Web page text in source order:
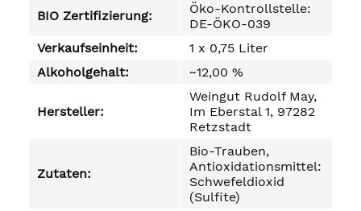
BIO Zertifizierung:
Öko-Kontrollstelle:
DE-ÖKO-039
Verkaufseinheit:
1 x 0,75 Liter
Alkoholgehalt:
~12,00 %
Hersteller:
Weingut Rudolf May,
Im Eberstal 1, 97282
Retzstadt
Zutaten:
Bio-Trauben,
Antioxidationsmittel:
Schwefeldioxid
(Sulfite)